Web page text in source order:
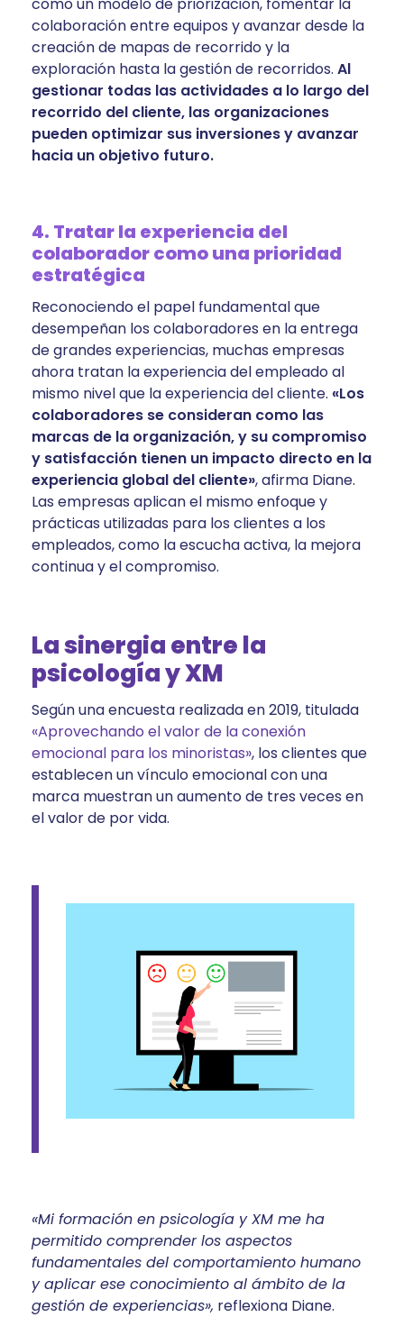
colaboración entre equipos y avanzar desde la
creación de mapas de recorrido y la
exploración hasta la gestión de recorridos. Al
gestionar todas las actividades a lo largo del
recorrido del cliente, las organizaciones
pueden optimizar sus inversiones y avanzar
hacia un objetivo futuro.
4. Tratar la experiencia del
colaborador como una prioridad
estratégica
Reconociendo el papel fundamental que
desempeñan los colaboradores en la entrega
de grandes experiencias, muchas empresas
ahora tratan la experiencia del empleado al
mismo nivel que la experiencia del cliente. «Los
colaboradores se consideran como las
marcas de la organización, y su compromiso
y satisfacción tienen un impacto directo en la
experiencia global del cliente», afirma Diane.
Las empresas aplican el mismo enfoque y
prácticas utilizadas para los clientes a los
empleados, como la escucha activa, la mejora
continua y el compromiso.
La sinergia entre la
psicología y XM
Según una encuesta realizada en 2019, titulada
«Aprovechando el valor de la conexión
emocional para los minoristas», los clientes que
establecen un vínculo emocional con una
marca muestran un aumento de tres veces en
el valor de por vida.
«Mi formación en psicología y XM me ha
permitido comprender los aspectos
fundamentales del comportamiento humano
y aplicar ese conocimiento al ámbito de la
gestión de experiencias», reflexiona Diane.